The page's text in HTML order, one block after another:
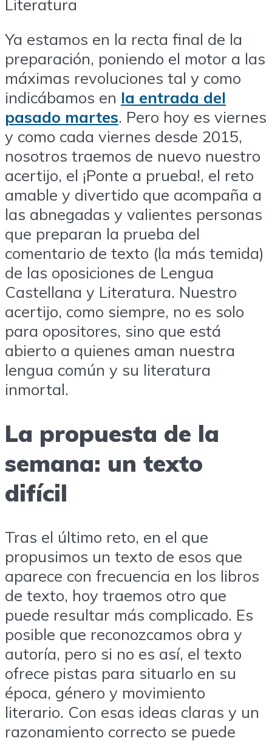
Ya estamos en la recta final de la
preparación, poniendo el motor a las
máximas revoluciones tal y como
indicábamos en la entrada del
pasado martes. Pero hoy es viernes
y como cada viernes desde 2015,
nosotros traemos de nuevo nuestro
acertijo, el ¡Ponte a prueba!, el reto
amable y divertido que acompaña a
las abnegadas y valientes personas
que preparan la prueba del
comentario de texto (la más temida)
de las oposiciones de Lengua
Castellana y Literatura. Nuestro
acertijo, como siempre, no es solo
para opositores, sino que está
abierto a quienes aman nuestra
lengua común y su literatura
inmortal.
La propuesta de la
semana: un texto
difícil
Tras el último reto, en el que
propusimos un texto de esos que
aparece con frecuencia en los libros
de texto, hoy traemos otro que
puede resultar más complicado. Es
posible que reconozcamos obra y
autoría, pero si no es así, el texto
ofrece pistas para situarlo en su
época, género y movimiento
literario. Con esas ideas claras y un
razonamiento correcto se puede